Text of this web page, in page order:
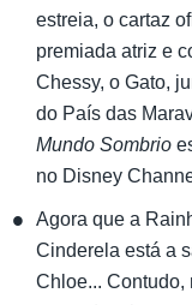
estreia, o cartaz
premiada atriz e
Chessy, o Gato,
do País das
Mundo Sombrio
no Disney
Agora que a
Cinderela está a
Chloe... Contudo,